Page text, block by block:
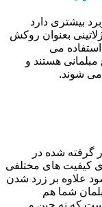
بیشتری دارد
بعنوان روکش
می
هستند و
شوند.
گرفته شده در
کیفیت های مختلفی
علاوه بر زرد شدن
شما هم
که نه چین و